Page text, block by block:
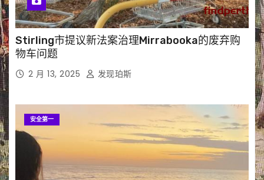
Stirling市提议新法案治理Mirrabooka的废弃购
物车问题
2 月 13, 2025 发现珀斯
安全第一